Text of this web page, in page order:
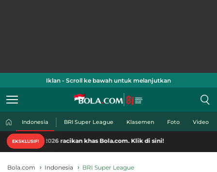
Iklan - Scroll ke bawah untuk melanjutkan
Indonesia BRI Super League Klasemen Foto Video
EKSKLUSIF!
2026 racikan khas Bola.com. Klik di sini!
Bola.com Indonesia BRI Super League